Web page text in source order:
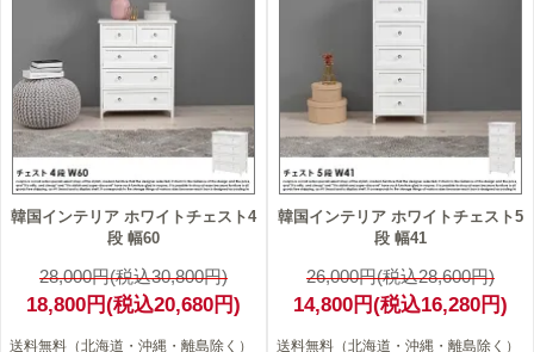
韓国インテリア ホワイトチェスト4
段 幅60
28,000円(税込30,800円)
18,800円(税込20,680円)
送料無料（北海道・沖縄・離島除く）
韓国インテリア ホワイトチェスト5
段 幅41
26,000円(税込28,600円)
14,800円(税込16,280円)
送料無料（北海道・沖縄・離島除く）